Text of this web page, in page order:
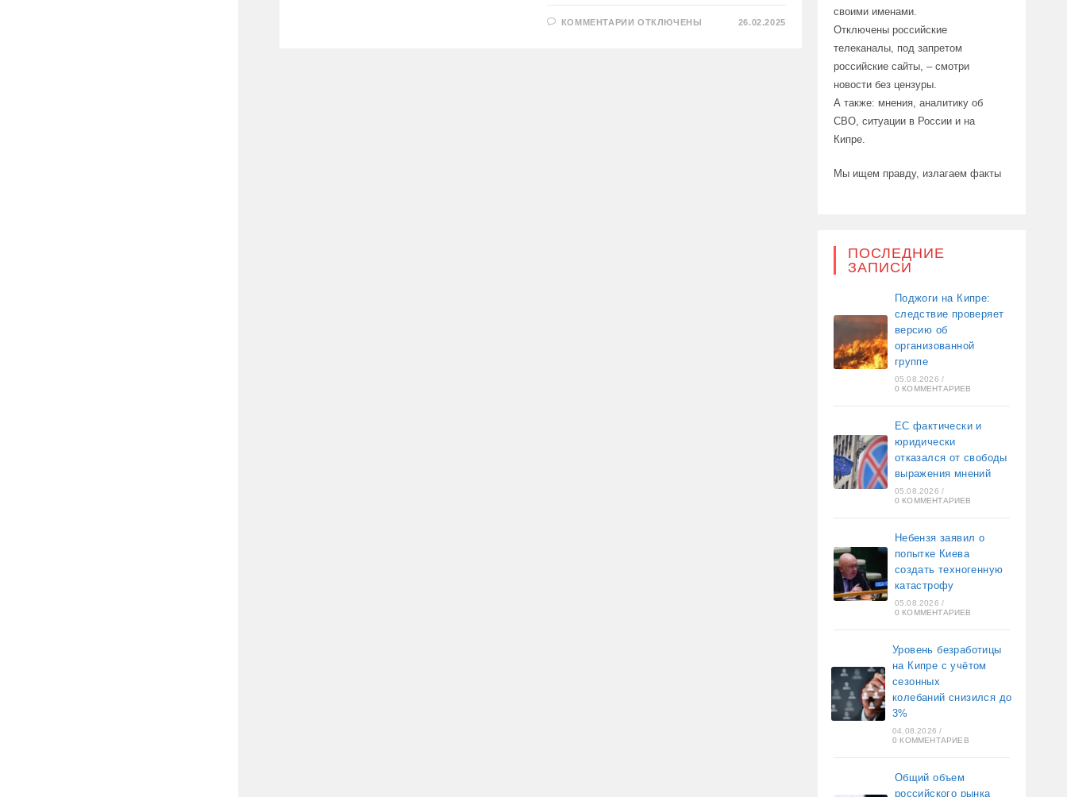
КОММЕНТАРИИ КОТКЛЮЧЕНЫ 26.02.2025
своими именами.
Отключены российские
телеканалы, под запретом
российские сайты, – смотри
новости без цензуры.
А также: мнения, аналитику об
СВО, ситуации в России и на
Кипре.
Мы ищем правду, излагаем факты
ПОСЛЕДНИЕ
ЗАПИСИ
Поджоги на Кипре:
следствие проверяет
версию об
организованной
группе
05.08.2026 /
0 КОММЕНТАРИЕВ
ЕС фактически и
юридически
отказался от свободы
выражения мнений
05.08.2026 /
0 КОММЕНТАРИЕВ
Небензя заявил о
попытке Киева
создать техногенную
катастрофу
05.08.2026 /
0 КОММЕНТАРИЕВ
Уровень безработицы
на Кипре с учётом
сезонных
колебаний снизился до
3%
04.08.2026 /
0 КОММЕНТАРИЕВ
Общий объем
российского рынка